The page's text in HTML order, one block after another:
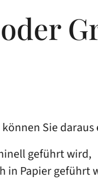
Sie
geführt wird,
in Papier geführt